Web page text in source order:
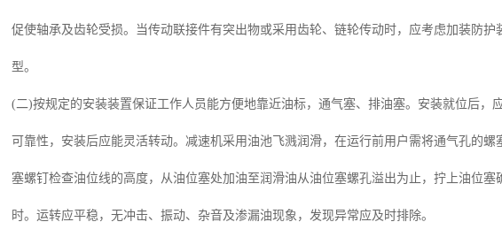
促使轴承及齿轮受损。当传动联接件有突出物或采用齿轮、链轮传动时，应考虑加装防
型。
(二)按规定的安装装置保证工作人员能方便地靠近油标，通气塞、排油塞。安装就位后，
可靠性，安装后应能灵活转动。减速机采用油池飞溅润滑，在运行前用户需将通气孔的
塞螺钉检查油位线的高度，从油位塞处加油至润滑油从油位塞螺孔溢出为止，拧上油位
时。运转应平稳，无冲击、振动、杂音及渗漏油现象，发现异常应及时排除。